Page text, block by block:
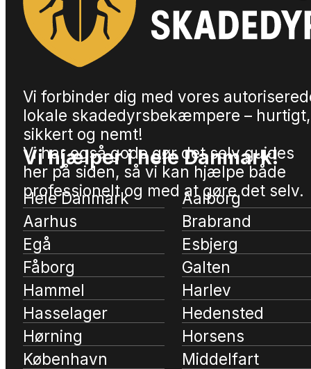
Vi forbinder dig med vores
lokale skadedyrsbekæmpere – hurtigt,
sikkert og nemt!
Vi har også gode gør det selv guides
her på siden, så vi kan hjælpe både
professionelt og med at gøre det selv.
Vi hjælper i hele Danmark!
Hele Danmark
Aalborg
Aarhus
Brabrand
Egå
Esbjerg
Fåborg
Galten
Hammel
Harlev
Hasselager
Hedensted
Hørning
Horsens
København
Middelfart